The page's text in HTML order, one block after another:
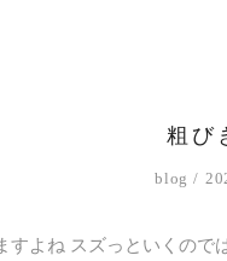
粗び
blog
すよね スズっといくの